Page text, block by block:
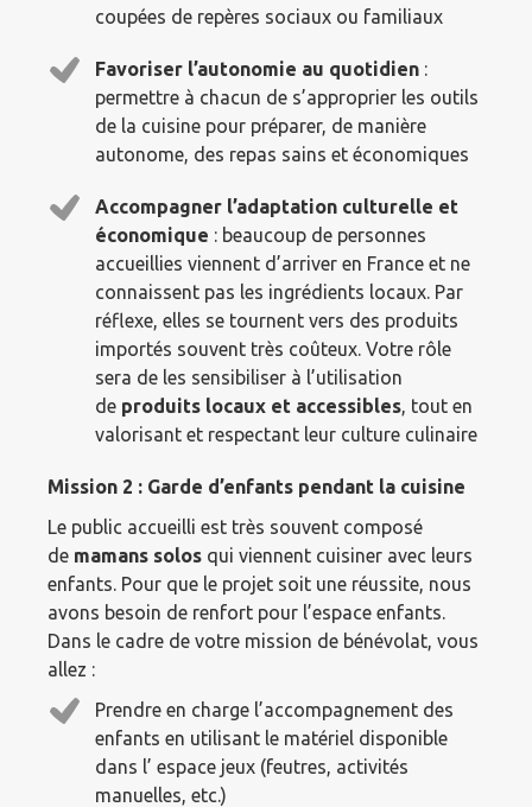
coupées de repères sociaux ou familiaux
Favoriser l’autonomie au quotidien :
permettre à chacun de s’approprier les outils
de la cuisine pour préparer, de manière
autonome, des repas sains et économiques
Accompagner l’adaptation culturelle et
économique : beaucoup de personnes
accueillies viennent d’arriver en France et ne
connaissent pas les ingrédients locaux. Par
réflexe, elles se tournent vers des produits
importés souvent très coûteux. Votre rôle
sera de les sensibiliser à l’utilisation
de produits locaux et accessibles, tout en
valorisant et respectant leur culture culinaire
Mission 2 : Garde d’enfants pendant la cuisine
Le public accueilli est très souvent composé
de mamans solos qui viennent cuisiner avec leurs
enfants. Pour que le projet soit une réussite, nous
avons besoin de renfort pour l’espace enfants.
Dans le cadre de votre mission de bénévolat, vous
allez :
Prendre en charge l’accompagnement des
enfants en utilisant le matériel disponible
dans l’ espace jeux (feutres, activités
manuelles, etc.)